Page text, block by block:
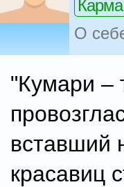
О
"Кумари –
вставший
красавиц